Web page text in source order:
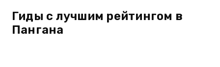
Гиды с лучшим рейтингом в
Пангана